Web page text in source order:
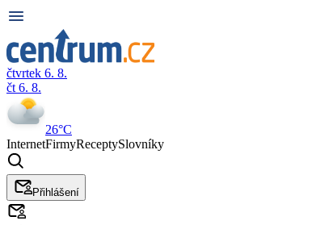
čtvrtek 6. 8.
čt 6. 8.
26°C
InternetFirmyReceptySlovníky
Přihlášení